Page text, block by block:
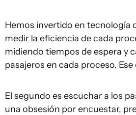
Hemos invertido en tecnología
medir la eficiencia de cada
midiendo tiempos de espera y
pasajeros en cada proceso. Ese
El segundo es escuchar a los
una obsesión por encuestar,